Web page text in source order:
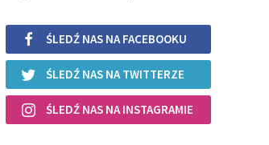
ŚLEDŹ NAS NA FACEBOOKU
ŚLEDŹ NAS NA TWITTERZE
ŚLEDŹ NAS NA INSTAGRAMIE